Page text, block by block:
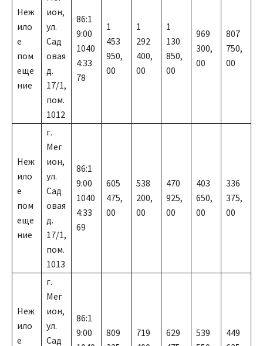
Неж
ило
е
пом
еще
ние
ион,
ул.
Сад
овая
д.
17/1,
пом.
1012
86:1
9:00
1040
4:33
78
1
453
950,
00
1
292
400,
00
1
130
850,
00
969
300,
00
807
750,
00
Неж
ило
е
пом
еще
ние
г.
Мег
ион,
ул.
Сад
овая
д.
17/1,
пом.
1013
86:1
9:00
1040
4:33
69
605
475,
00
538
200,
00
470
925,
00
403
650,
00
336
375,
00
Неж
ило
е
г.
Мег
ион,
ул.
Сад
86:1
9:00
809
719
629
539
449